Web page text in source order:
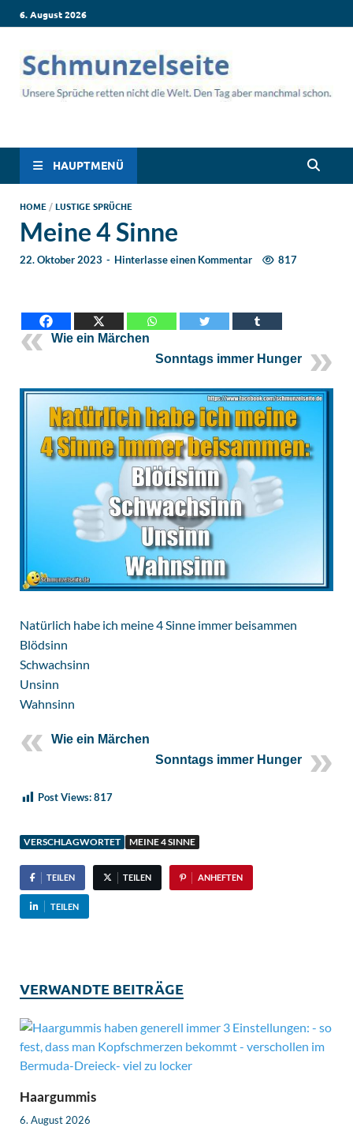
6. August 2026
Schmunzelseite –
Coole lustige Sprüche
für intensives
Schmunzeln
für jede Situation: Leben, Job, Liebe, Geburtstag & mehr. Lachen
ist hier garantiert!
HAUPTMENÜ
HOME /LUSTIGE SPRÜCHE
Meine 4 Sinne
22. Oktober 2023 - Hinterlasse einen Kommentar 817
Wie ein Märchen
Sonntags immer Hunger
Natürlich habe ich meine 4 Sinne immer beisammen
Blödsinn
Schwachsinn
Unsinn
Wahnsinn
Wie ein Märchen
Sonntags immer Hunger
Post Views:817
VERSCHLAGWORTET MEINE 4 SINNE
TEILEN TEILEN ANHEFTEN
TEILEN
VERWANDTE BEITRÄGE
Haargummis
6. August 2026